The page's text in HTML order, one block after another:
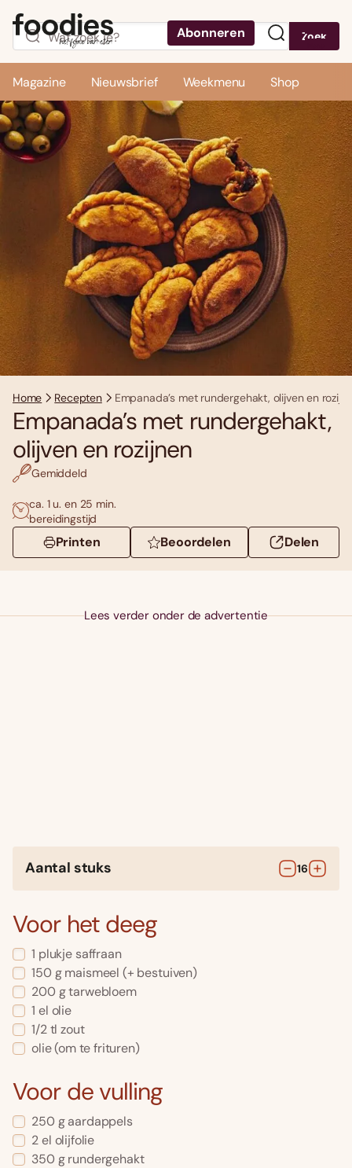
Abonneren Zoek
Magazine Nieuwsbrief Weekmenu Shop
Home Recepten Empanada’s met rundergehakt, olijven en
Empanada’s met rundergehakt,
olijven en rozijnen
Gemiddeld
ca. 1 u. en 25 min.
bereidingstijd
Printen Beoordelen Delen
Lees verder onder de advertentie
Aantal stuks 16
Voor het deeg
1 plukje saffraan
150 g maismeel (+ bestuiven)
200 gtarwebloem
1 el olie
1/2 tl zout
olie(om te frituren)
Voor de vulling
250 g aardappels
2el olijfolie
350 g rundergehakt